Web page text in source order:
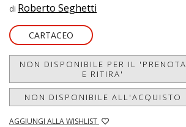
di Roberto Seghetti
CARTACEO
NON DISPONIBILE PER IL 'PRENOTA
E RITIRA'
NON DISPONIBILE ALL'ACQUISTO
AGGIUNGI ALLA WISHLIST